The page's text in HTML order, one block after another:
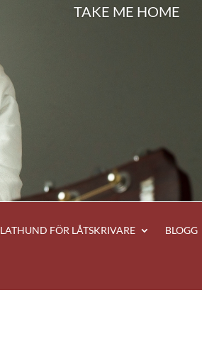
TAKE ME HOME
LATHUND FÖR LÅTSKRIVARE BLOGG